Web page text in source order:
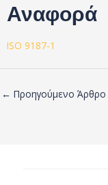
Αναφορά
ISO 9187-1
← Προηγούμενο Άρθρο